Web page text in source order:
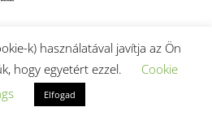
k) használatával javítja az Ön
hogy egyetért ezzel.
Cookie
Elfogad